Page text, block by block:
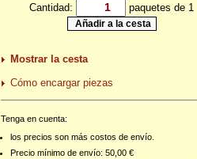
Cantidad: paquetes de 1
Mostrar la cesta
Cómo encargar piezas
Tenga en cuenta:
los precios son más costos de envío.
Precio mínimo de envío: 50,00 €